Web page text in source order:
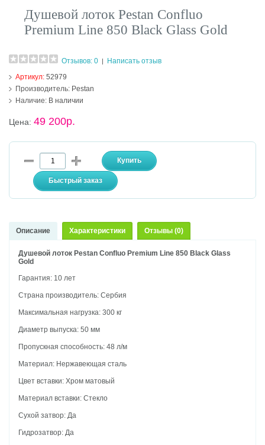
Душевой лоток Pestan Confluo
Premium Line 850 Black Glass Gold
Отзывов: 0
Написать отзыв
Артикул:52979
Производитель: Pestan
Наличие: В наличии
Цена:49 200р.
Описание Характеристики Отзывы (0)
Душевой лоток Pestan Confluo Premium Line 850 Black Glass
Gold
Гарантия: 10 лет
Страна производитель: Сербия
Максимальная нагрузка: 300 кг
Диаметр выпуска: 50 мм
Пропускная способность: 48 л/м
Материал: Нержавеющая сталь
Цвет вставки: Хром матовый
Материал вставки: Стекло
Сухой затвор: Да
Гидрозатвор: Да